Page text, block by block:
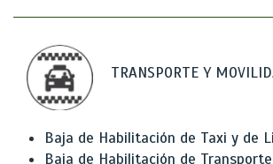
TRANSPORTE Y
Baja de Habilitación de Taxi y de
Baja de Habilitación de